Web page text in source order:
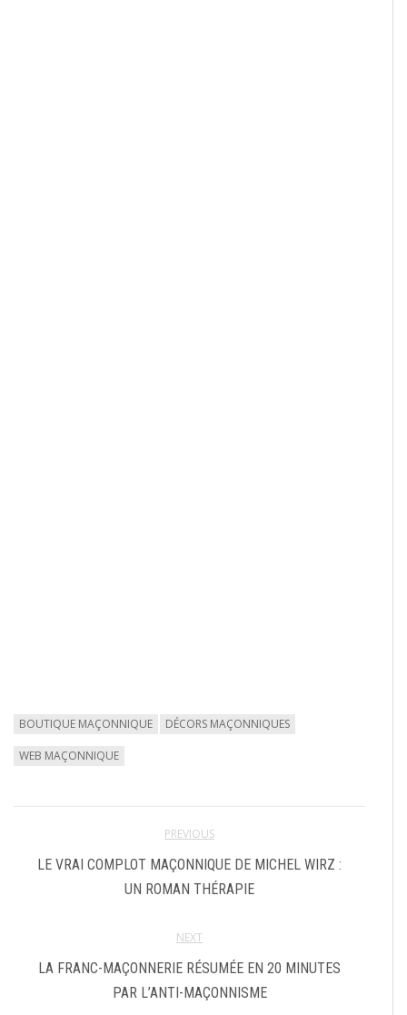
BOUTIQUE MAÇONNIQUE DÉCORS MAÇONNIQUES
WEB MAÇONNIQUE
PREVIOUS
LE VRAI COMPLOT MAÇONNIQUE DE MICHEL WIRZ :
UN ROMAN THÉRAPIE
NEXT
LA FRANC-MAÇONNERIE RÉSUMÉE EN 20 MINUTES
PAR L’ANTI-MAÇONNISME